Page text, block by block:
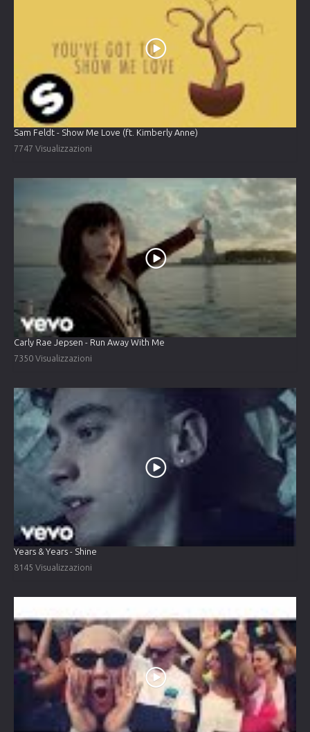
Sam Feldt - Show Me Love (ft. Kimberly Anne)
7747 Visualizzazioni
Carly Rae Jepsen - Run Away With Me
7350 Visualizzazioni
Years & Years - Shine
8145 Visualizzazioni